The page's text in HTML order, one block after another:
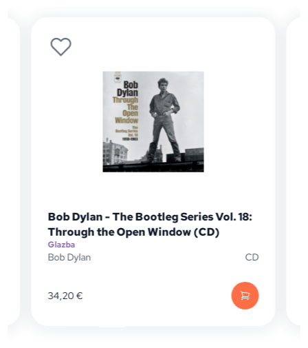
Bob Dylan - The Bootleg Series Vol. 18:
Through The Open Window 1965-1963
Glazba
224,44